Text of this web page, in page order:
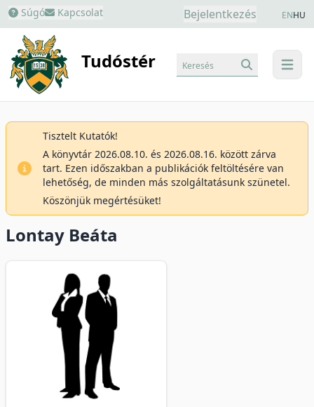
Súgó Kapcsolat Bejelentkezés ENHU
Tudóstér menu
Keresés
Tisztelt Kutatók!
A könyvtár 2026.08.10. és 2026.08.16. között zárva
tart. Ezen időszakban a publikációk feltöltésére van
lehetőség, de minden más szolgáltatásunk szünetel.
Köszönjük megértésüket!
Lontay Beáta